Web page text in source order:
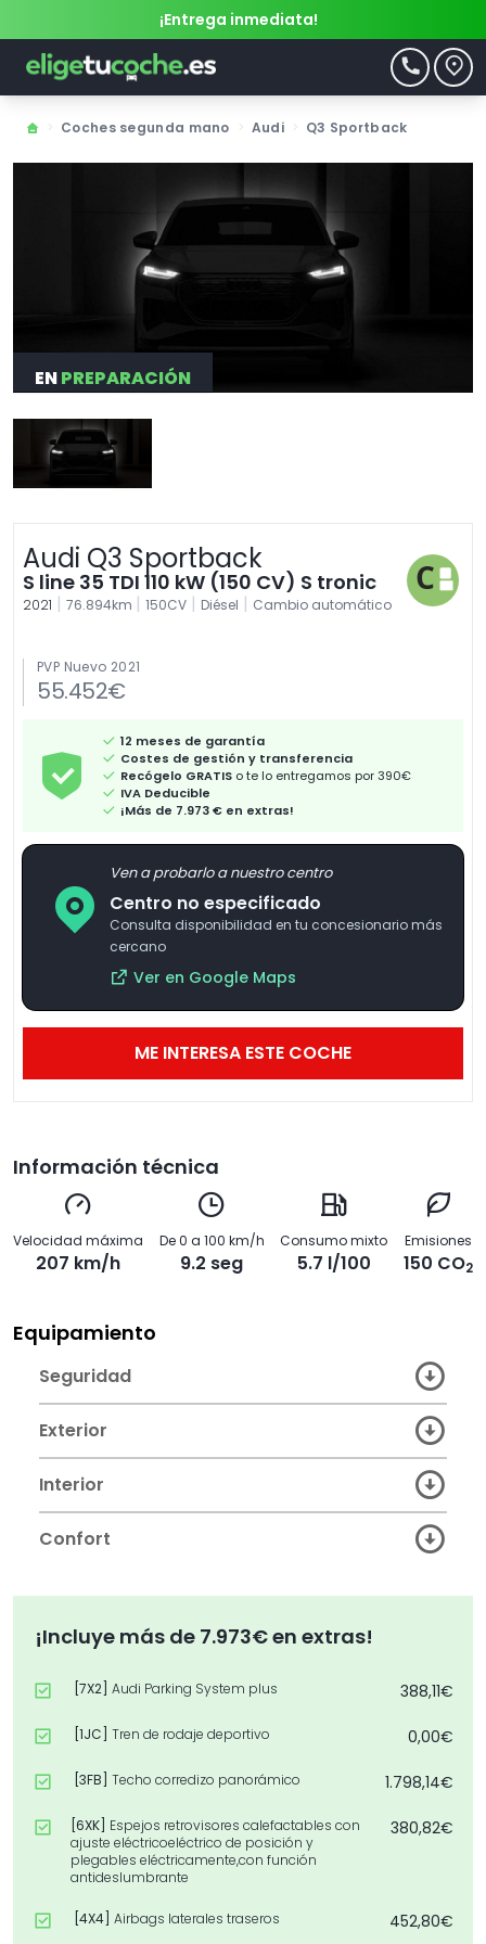
¡Entrega inmediata!
Coches segunda mano Audi Q3 Sportback
ENPREPARACIÓN
Audi Q3 Sportback
S line 35 TDI 110 kW (150 CV) S tronic
2021 | 76.894km | 150CV | Diésel | Cambio automático
PVP Nuevo 2021
55.452€
12 meses de garantía
Costes de gestión y transferencia
Recógelo GRATIS o te lo entregamos por 390€
IVA Deducible
¡Más de 7.973 € en extras!
Ven a probarlo a nuestro centro
Centro no especificado
Consulta disponibilidad en tu concesionario más
cercano
Ver en Google Maps
ME INTERESA ESTE COCHE
Información técnica
Velocidad máxima
207 km/h
De 0 a 100 km/h
9.2 seg
Consumo mixto
5.7 l/100
Emisiones
150 CO2
Equipamiento
Seguridad
Exterior
Interior
Confort
¡Incluye más de 7.973€ en extras!
[7X2] Audi Parking System plus 388,11€
[1JC] Tren de rodaje deportivo 0,00€
[3FB] Techo corredizo panorámico 1.798,14€
[6XK] Espejos retrovisores calefactables con
ajuste eléctricoeléctrico de posición y
plegables eléctricamente,con función
antideslumbrante
380,82€
[4X4] Airbags laterales traseros 452,80€